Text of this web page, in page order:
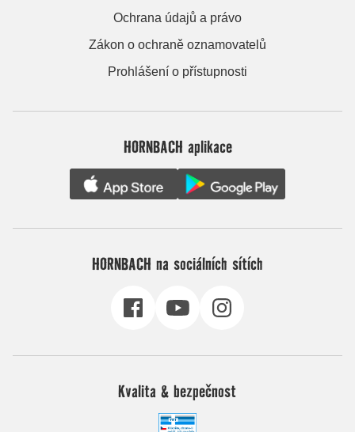
Ochrana údajů a právo
Zákon o ochraně oznamovatelů
Prohlášení o přístupnosti
HORNBACH aplikace
HORNBACH na sociálních sítích
Kvalita & bezpečnost